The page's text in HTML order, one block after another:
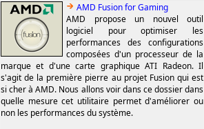
AMD Fusion for Gaming
AMD propose un nouvel outil
logiciel pour optimiser les
performances des configurations
composées d'un processeur de la
marque et d'une carte graphique ATI Radeon. Il
s'agit de la première pierre au projet Fusion qui est
si cher à AMD. Nous allons voir dans ce dossier dans
quelle mesure cet utilitaire permet d'améliorer ou
non les performances du système.